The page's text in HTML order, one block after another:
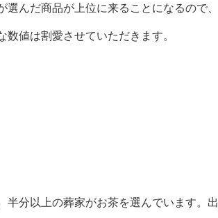
んだ商品が上位に来ることになるので、
値は割愛させていただきます。
分以上の葬家がお茶を選んでいます。出